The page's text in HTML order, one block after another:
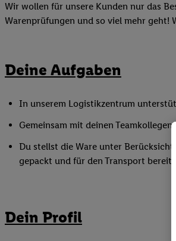
Wir wollen für unsere Kunden nur das
Warenprüfungen und so viel mehr geht!
Deine Aufgaben
In unserem Logistikzentrum
Gemeinsam mit deinen
Du stellst die Ware unter
gepackt und für den Transport bereit
Dein Profil